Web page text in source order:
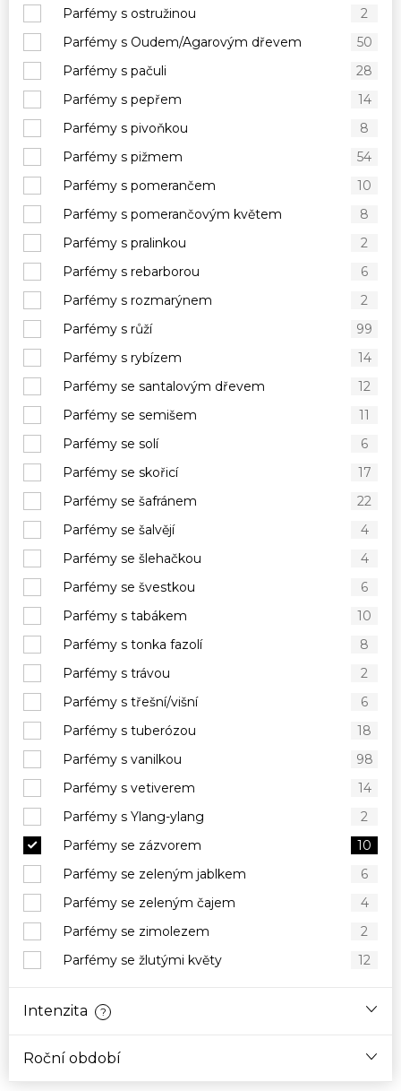
Parfémy s ostružinou
2
Parfémy s Oudem/Agarovým dřevem
50
Parfémy s pačuli
28
Parfémy s pepřem
14
Parfémy s pivoňkou
8
Parfémy s pižmem
54
Parfémy s pomerančem
10
Parfémy s pomerančovým květem
8
Parfémy s pralinkou
2
Parfémy s rebarborou
6
Parfémy s rozmarýnem
2
Parfémy s růží
99
Parfémy s rybízem
14
Parfémy se santalovým dřevem
12
Parfémy se semišem
11
Parfémy se solí
6
Parfémy se skořicí
17
Parfémy se šafránem
22
Parfémy se šalvějí
4
Parfémy se šlehačkou
4
Parfémy se švestkou
6
Parfémy s tabákem
10
Parfémy s tonka fazolí
8
Parfémy s trávou
2
Parfémy s třešní/višní
6
Parfémy s tuberózou
18
Parfémy s vanilkou
98
Parfémy s vetiverem
14
Parfémy s Ylang-ylang
2
Parfémy se zázvorem
10
Parfémy se zeleným jablkem
6
Parfémy se zeleným čajem
4
Parfémy se zimolezem
2
Parfémy se žlutými květy
12
Intenzita ?
Roční období